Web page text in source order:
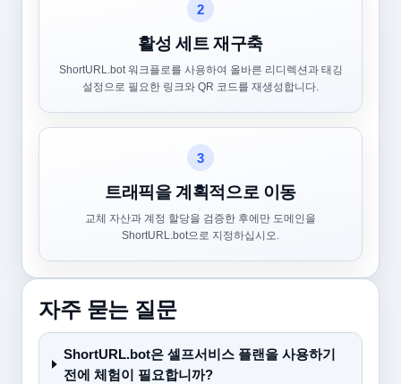
2
활성 세트 재구축
ShortURL.bot 워크플로를 사용하여 올바른 리디렉션과 태깅
설정으로 필요한 링크와 QR 코드를 재생성합니다.
3
트래픽을 계획적으로 이동
교체 자산과 계정 할당을 검증한 후에만 도메인을
ShortURL.bot으로 지정하십시오.
자주 묻는 질문
ShortURL.bot은 셀프서비스 플랜을 사용하기
전에 체험이 필요합니까?